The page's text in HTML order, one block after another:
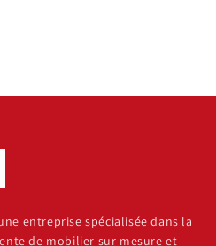
entreprise spécialisée dans la
de mobilier sur mesure et